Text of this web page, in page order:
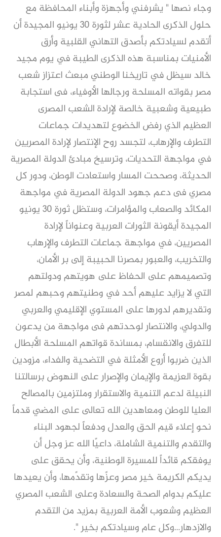
وجاء نصها " يشرفني وأجهزة وأبناء المحافظة مع
حلول الذكرى الحادية عشر لثورة 30 يونيو المجيدة أن
أتقدم لسيادتكم بأصدق التهاني القلبية وأرق
الأمنيات بمناسبة هذه الذكرى الطيبة في يوم مجيد
خالد سيظل في تاريخنا الوطني مبعث اعتزاز شعب
مصر بقواته المسلحة ورجالها الأوفياء، فى استجابة
طبيعية وشعبية خالصة لإرادة الشعب المصرى
العظيم الذي رفض الخضوع لتهديدات جماعات
التطرف والإرهاب، لتجسد روح الإنتصار لإرادة المصريين
في مواجهة التحديات، وترسيخ مبادئ الدولة المصرية
الحديثة، وصححت المسار واستعادت الوطن، ودور كل
مصري فى دعم جهود الدولة المصرية في مواجهة
المكائد والصعاب والمؤامرات، وستظل ثورة 30 يونيو
المجيدة أيقونة الثورات العربية وعنواناً لإرادة
المصريين، في مواجهة جماعات التطرف والإرهاب
والتخريب، والعبور بمصرنا الحبيبة إلى بر الأمان،
وتصميمهم على الحفاظ على هويتهم ودولتهم
التي لا يزايد عليهم أحد في وطنيتهم وحبهم لمصر
وتقديرهم لدورها على المستوي الإقليمي والعربي
والدولي، والانتصار لوحدتهم فى مواجهة من يدعون
للتفرق والانقسام، بمساندة قواتهم المسلحة الأبطال
الذين ضربوا أروع الأمثلة في التضحية والفداء، مزودين
بقوة العزيمة والإيمان والإصرار على النهوض برسالتنا
النبيلة لدعم التنمية والاستقرار وملتزمين بالمصالح
العليا للوطن ومعاهدين الله تعالى على المضي قدماً
نحو إعلاء قيم الحق والعدل ودفعاً لجهود البناء
والتقدم والتنمية الشاملة، داعيًا الله عز وجل أن
يوفقكم قائداً للمسيرة الوطنية، وأن يحقق على
يديكم الكريمة خير مصر وعزًها وتقدًمها، وأن يعيدها
عليكم بدوام الصحة والسعادة وعلى الشعب المصري
العظيم وشعوب الأمة العربية بمزيد من التقدم
والازدهار...وكل عام وسيادتكم بخير ".